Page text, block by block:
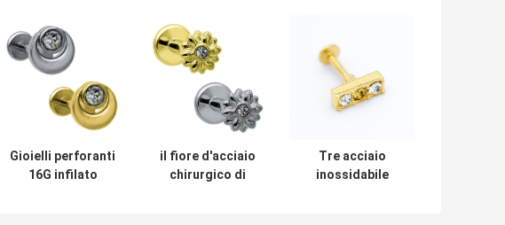
Gioielli perforanti
16G infilato
il fiore d'acciaio
chirurgico di
Tre acciaio
inossidabile